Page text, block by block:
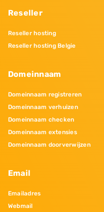
Reseller
Reseller hosting
Reseller hosting Belgie
Domeinnaam
Domeinnaam registreren
Domeinnaam verhuizen
Domeinnaam checken
Domeinnaam extensies
Domeinnaam doorverwijzen
Email
Emailadres
Webmail